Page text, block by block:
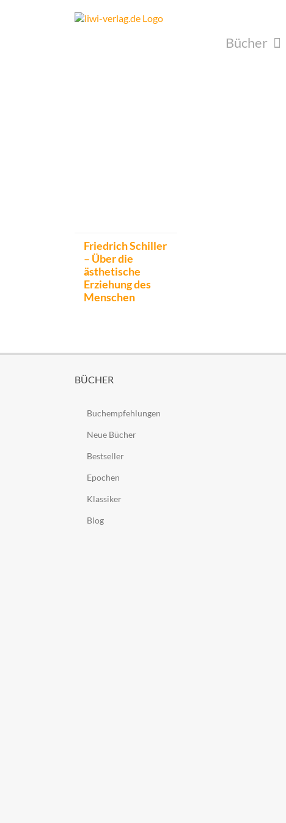
Bücher
Friedrich Schiller
– Über die
ästhetische
Erziehung des
Menschen
BÜCHER
Buchempfehlungen
Neue Bücher
Bestseller
Epochen
Klassiker
Blog